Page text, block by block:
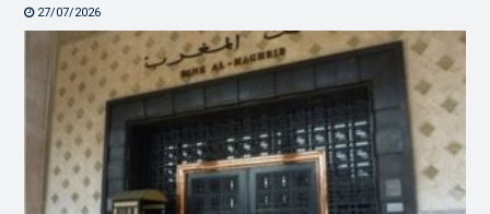
27/07/2026